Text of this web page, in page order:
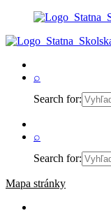
⌕
Search for:
⌕
Search for:
Mapa stránky